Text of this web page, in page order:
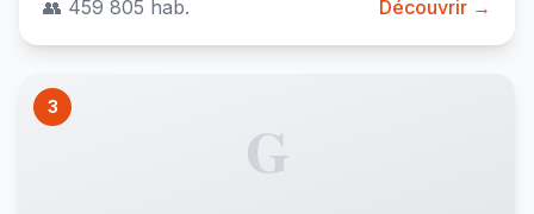
👥 459 805 hab. Découvrir →
3
G